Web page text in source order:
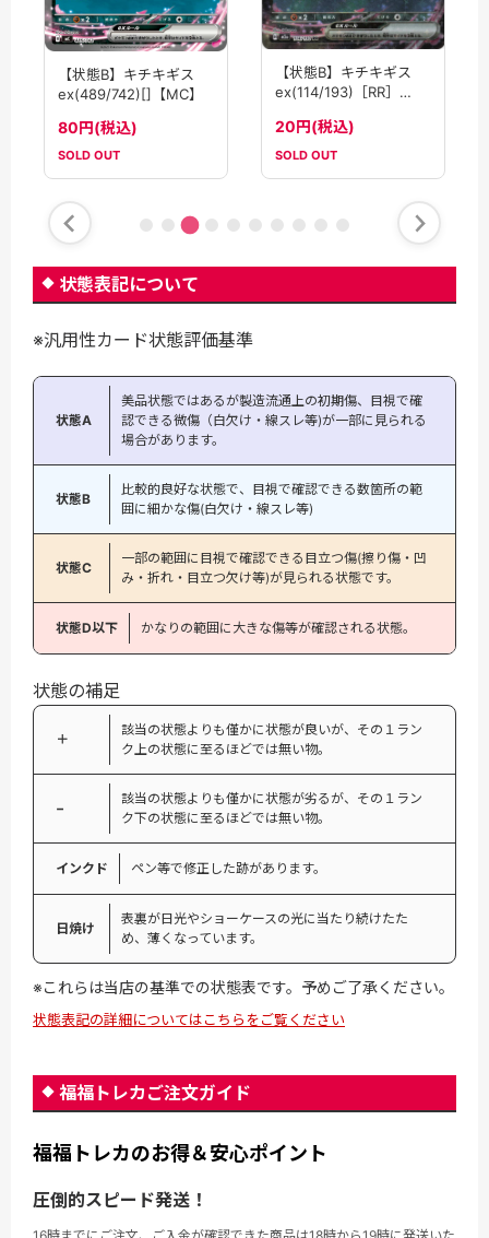
【状態B】キチキギス
ex(489/742)[]【MC】
80円(税込)
SOLD OUT
【状態B】キチキギス
ex(114/193)［RR］
20円(税込)
SOLD OUT
状態表記について
※汎用性カード状態評価基準
状態A
美品状態ではあるが製造流通上の初期傷、目視で確
認できる微傷（白欠け・線スレ等)が一部に見られる
場合があります。
状態B
比較的良好な状態で、目視で確認できる数箇所の範
囲に細かな傷(白欠け・線スレ等)
状態C
一部の範囲に目視で確認できる目立つ傷(擦り傷・凹
み・折れ・目立つ欠け等)が見られる状態です。
状態D以下 かなりの範囲に大きな傷等が確認される状態。
状態の補足
＋
該当の状態よりも僅かに状態が良いが、その１ラン
ク上の状態に至るほどでは無い物。
−
該当の状態よりも僅かに状態が劣るが、その１ラン
ク下の状態に至るほどでは無い物。
インクド ペン等で修正した跡があります。
日焼け
表裏が日光やショーケースの光に当たり続けたた
め、薄くなっています。
※これらは当店の基準での状態表です。予めご了承ください。
状態表記の詳細についてはこちらをご覧ください
福福トレカご注文ガイド
福福トレカのお得＆安心ポイント
圧倒的スピード発送！